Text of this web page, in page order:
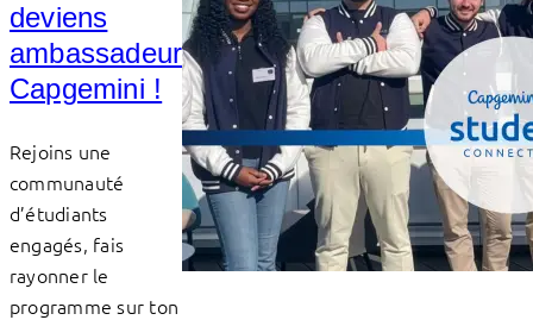
deviens
ambassadeur
Capgemini !
Rejoins une
communauté
d’étudiants
engagés, fais
rayonner le
programme sur ton